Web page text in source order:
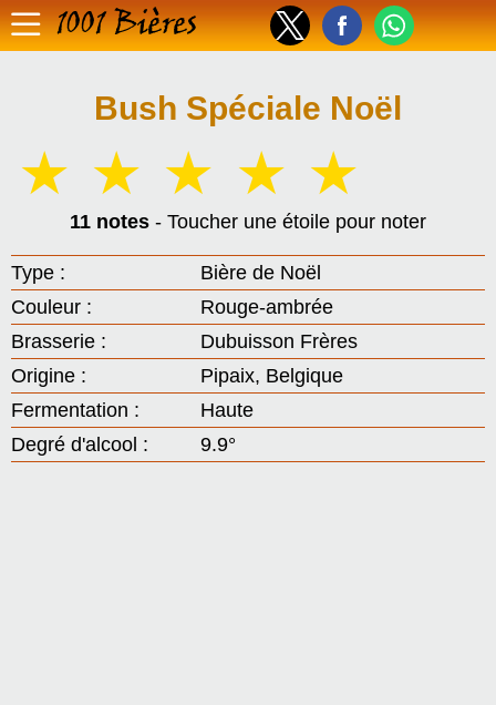
1001 Bières
Bush Spéciale Noël
☆
☆
☆
☆
☆
11 notes - Toucher une étoile pour noter
Type :
Bière de Noël
Couleur :
Rouge-ambrée
Brasserie :
Dubuisson Frères
Origine :
Pipaix, Belgique
Fermentation :
Haute
Degré d'alcool :
9.9°